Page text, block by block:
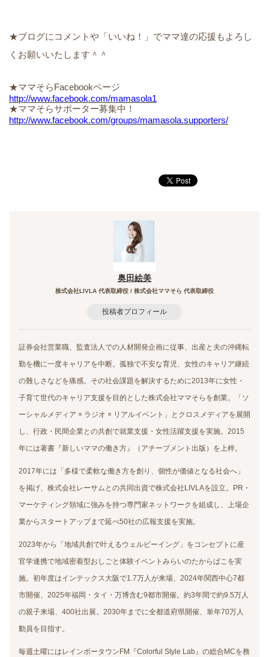
★ブログにコメントや「いいね！」でママ達の応援もよろし
くお願いいたします＾＾
★ママそらFacebookページ
http://www.facebook.com/mamasola1
★ママそらサポーター募集中！
http://www.facebook.com/groups/mamasola.supporters/
奥田絵美
株式会社LIVLA 代表取締役 / 株式会社ママそら 代表取締役
投稿者プロフィール
証券会社営業職、監査法人での人材開発企画に従事、出産と夫の沖縄転
勤を機に一度キャリアを中断。孤独で不安な育児、女性のキャリア継続
の難しさなどを痛感。その社会課題を解決するために2013年に女性・
子育て世代のキャリア支援を目的とした株式会社ママそらを創業。「ソ
ーシャルメディア × ラジオ × リアルイベント」とクロスメディアを展開
し、行政・民間企業との共創で就業支援・女性活躍支援を実施。2015
年には著書『新しいママの働き方』（アチーブメント出版）を上梓。
2017年には「多様で柔軟な働き方を創り、個性が価値となる社会へ」
を掲げ、株式会社レーサムとの共同出資で株式会社LIVLAを設立。PR・
マーケティング領域に強みを持つ専門家ネットワークを組成し、上場企
業からスタートアップまで延べ50社の広報支援を実施。
2023年から「地域共創で叶えるウェルビーイング」をコンセプトに産
官学連携で地域密着型おしごと体験イベントみらいのたからばこを実
施。初年度はインテックス大阪で1.7万人が来場、2024年関西中心7都
市開催、2025年福岡・タイ・万博含む9都市開催。約3年間で約9.5万人
の親子来場、400社出展。2030年までに全都道府県開催、単年70万人
動員を目指す。
毎週土曜にはレインボータウンFM『Colorful Style Lab』の総合MCを務